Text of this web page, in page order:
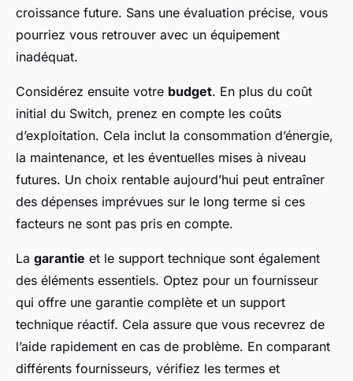
croissance future. Sans une évaluation précise, vous
pourriez vous retrouver avec un équipement
inadéquat.
Considérez ensuite votre budget. En plus du coût
initial du Switch, prenez en compte les coûts
d’exploitation. Cela inclut la consommation d’énergie,
la maintenance, et les éventuelles mises à niveau
futures. Un choix rentable aujourd’hui peut entraîner
des dépenses imprévues sur le long terme si ces
facteurs ne sont pas pris en compte.
La garantie et le support technique sont également
des éléments essentiels. Optez pour un fournisseur
qui offre une garantie complète et un support
technique réactif. Cela assure que vous recevrez de
l’aide rapidement en cas de problème. En comparant
différents fournisseurs, vérifiez les termes et